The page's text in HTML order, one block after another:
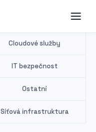
Cloudové služby
IT bezpečnost
Ostatní
Síťová infrastruktura